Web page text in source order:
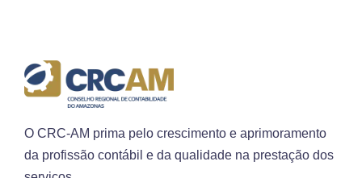
O CRC-AM prima pelo crescimento e aprimoramento
da profissão contábil e da qualidade na prestação dos